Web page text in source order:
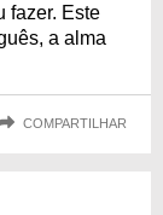
fazer. Este
a alma
COMPARTILHAR